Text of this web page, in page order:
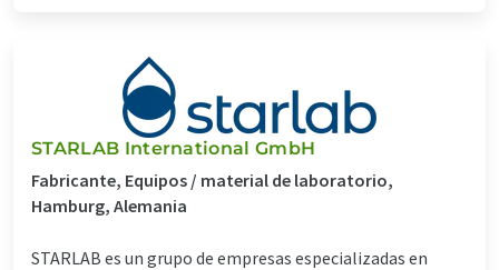
STARLAB International GmbH
Fabricante, Equipos / material de laboratorio,
Hamburg, Alemania
STARLAB es un grupo de empresas especializadas en